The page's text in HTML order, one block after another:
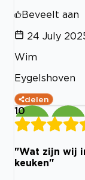
Beveelt aan
24 July
Wim
Eygelshoven
delen
10
"Wat zijn wij
keuken"